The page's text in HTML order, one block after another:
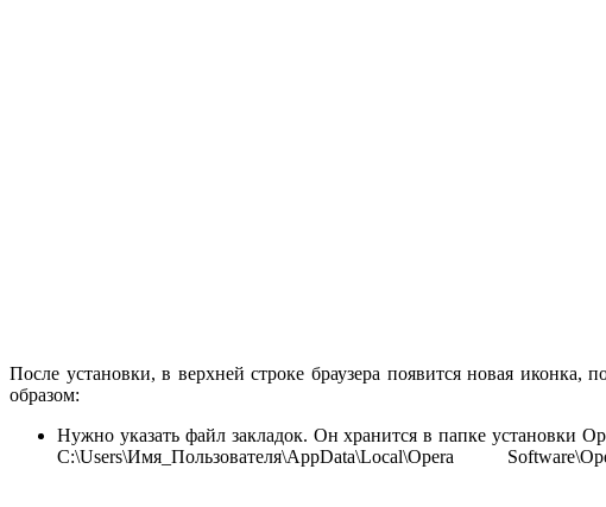
После установки, в верхней строке браузера появится новая иконка,
образом:
Нужно указать файл закладок. Он хранится в папке установки